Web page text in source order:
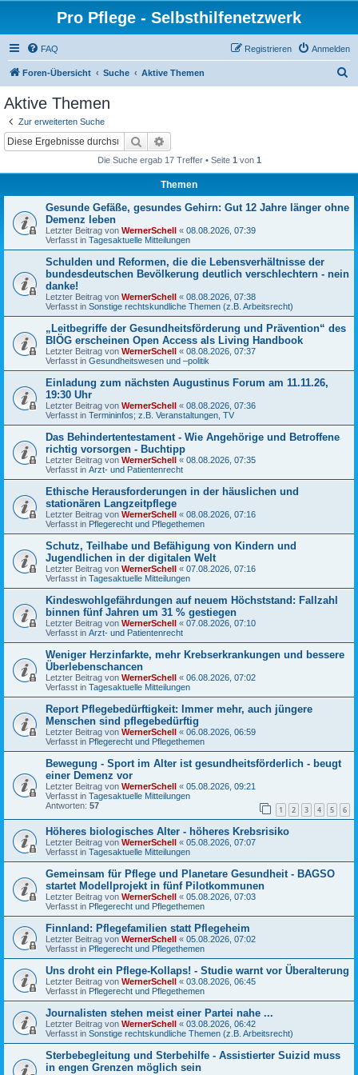
Pro Pflege - Selbsthilfenetzwerk
FAQ Anmelden
Registrieren
Foren-Übersicht Suche Aktive Themen
Aktive Themen
Zur erweiterten Suche
Suche
Die Suche ergab 17 Treffer • Seite 1 von 1
Themen
Gesunde Gefäße, gesundes Gehirn: Gut 12 Jahre länger ohne
Demenz leben
Letzter Beitrag von WernerSchell « 08.08.2026, 07:39
Verfasst in Tagesaktuelle Mitteilungen
Schulden und Reformen, die die Lebensverhältnisse der
bundesdeutschen Bevölkerung deutlich verschlechtern - nein
danke!
Letzter Beitrag von WernerSchell « 08.08.2026, 07:38
Verfasst in Sonstige rechtskundliche Themen (z.B. Arbeitsrecht)
„Leitbegriffe der Gesundheitsförderung und Prävention“ des
BIÖG erscheinen Open Access als Living Handbook
Letzter Beitrag von WernerSchell « 08.08.2026, 07:37
Verfasst in Gesundheitswesen und –politik
Einladung zum nächsten Augustinus Forum am 11.11.26,
19:30 Uhr
Letzter Beitrag von WernerSchell « 08.08.2026, 07:36
Verfasst in Termininfos; z.B. Veranstaltungen, TV
Das Behindertentestament - Wie Angehörige und Betroffene
richtig vorsorgen - Buchtipp
Letzter Beitrag von WernerSchell « 08.08.2026, 07:35
Verfasst in Arzt- und Patientenrecht
Ethische Herausforderungen in der häuslichen und
stationären Langzeitpflege
Letzter Beitrag von WernerSchell « 08.08.2026, 07:16
Verfasst in Pflegerecht und Pflegethemen
Schutz, Teilhabe und Befähigung von Kindern und
Jugendlichen in der digitalen Welt
Letzter Beitrag von WernerSchell « 07.08.2026, 07:16
Verfasst in Tagesaktuelle Mitteilungen
Kindeswohlgefährdungen auf neuem Höchststand: Fallzahl
binnen fünf Jahren um 31 % gestiegen
Letzter Beitrag von WernerSchell « 07.08.2026, 07:10
Verfasst in Arzt- und Patientenrecht
Weniger Herzinfarkte, mehr Krebserkrankungen und bessere
Überlebenschancen
Letzter Beitrag von WernerSchell « 06.08.2026, 07:02
Verfasst in Tagesaktuelle Mitteilungen
Report Pflegebedürftigkeit: Immer mehr, auch jüngere
Menschen sind pflegebedürftig
Letzter Beitrag von WernerSchell « 06.08.2026, 06:59
Verfasst in Pflegerecht und Pflegethemen
Bewegung - Sport im Alter ist gesundheitsförderlich - beugt
einer Demenz vor
Letzter Beitrag von WernerSchell « 05.08.2026, 09:21
Verfasst in Tagesaktuelle Mitteilungen
Antworten: 57 1 2 3 4 5 6
Höheres biologisches Alter - höheres Krebsrisiko
Letzter Beitrag von WernerSchell « 05.08.2026, 07:07
Verfasst in Tagesaktuelle Mitteilungen
Gemeinsam für Pflege und Planetare Gesundheit - BAGSO
startet Modellprojekt in fünf Pilotkommunen
Letzter Beitrag von WernerSchell « 05.08.2026, 07:03
Verfasst in Pflegerecht und Pflegethemen
Finnland: Pflegefamilien statt Pflegeheim
Letzter Beitrag von WernerSchell « 05.08.2026, 07:02
Verfasst in Pflegerecht und Pflegethemen
Uns droht ein Pflege-Kollaps! - Studie warnt vor Überalterung
Letzter Beitrag von WernerSchell « 03.08.2026, 06:45
Verfasst in Pflegerecht und Pflegethemen
Journalisten stehen meist einer Partei nahe ...
Letzter Beitrag von WernerSchell « 03.08.2026, 06:42
Verfasst in Sonstige rechtskundliche Themen (z.B. Arbeitsrecht)
Sterbebegleitung und Sterbehilfe - Assistierter Suizid muss
in engen Grenzen möglich sein